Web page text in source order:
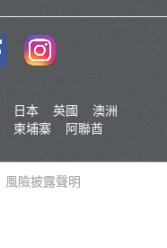
日本 英國
澳洲
柬埔寨
阿聯酋
風險披露聲明